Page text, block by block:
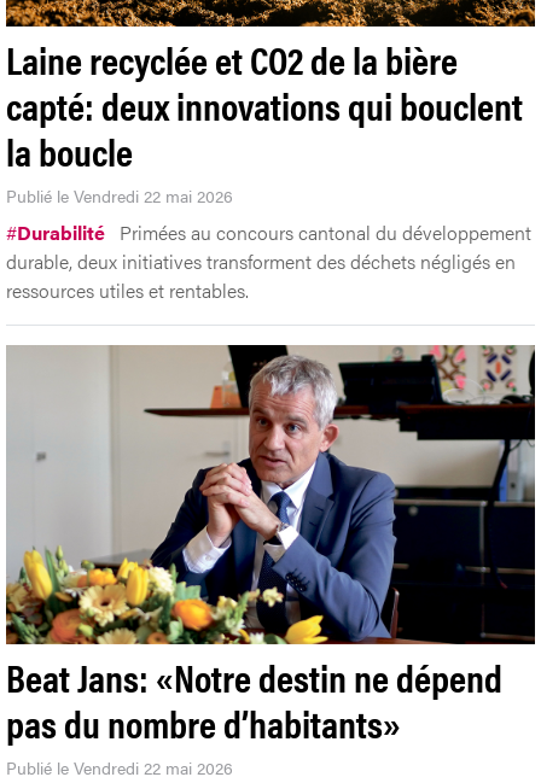
Laine recyclée et CO2 de la bière
capté: deux innovations qui bouclent
la boucle
Publié le Vendredi 22 mai 2026
#Durabilité Primées au concours cantonal du développement
durable, deux initiatives transforment des déchets négligés en
ressources utiles et rentables.
Beat Jans: «Notre destin ne dépend
pas du nombre d’habitants»
Publié le Vendredi 22 mai 2026